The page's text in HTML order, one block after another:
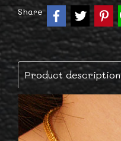
Share
Product description